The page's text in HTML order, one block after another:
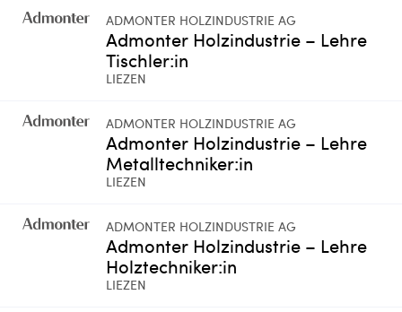
ADMONTER HOLZINDUSTRIE AG
Admonter Holzindustrie – Lehre
Tischler:in
LIEZEN
ADMONTER HOLZINDUSTRIE AG
Admonter Holzindustrie – Lehre
Metalltechniker:in
LIEZEN
ADMONTER HOLZINDUSTRIE AG
Admonter Holzindustrie – Lehre
Holztechniker:in
LIEZEN